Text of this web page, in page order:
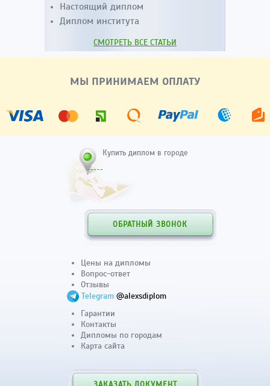
Настоящий диплом
Диплом института
СМОТРЕТЬ ВСЕ СТАТЬИ
МЫ ПРИНИМАЕМ ОПЛАТУ
Купить диплом в городе
ОБРАТНЫЙ ЗВОНОК
Цены на дипломы
Вопрос-ответ
Отзывы
Telegram @alexsdiplom
Гарантии
Контакты
Дипломы по городам
Карта сайта